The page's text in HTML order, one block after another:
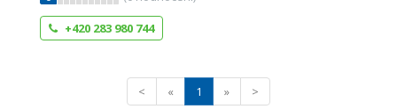
+420 283 980 744
< « 1 » >